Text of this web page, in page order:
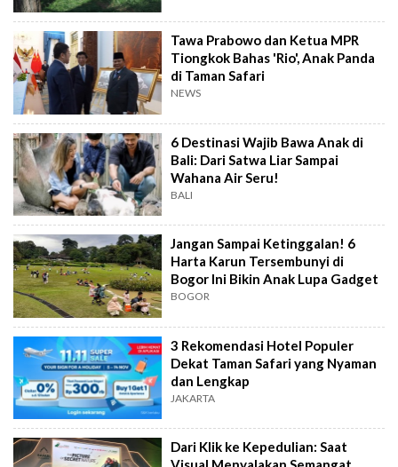
Tawa Prabowo dan Ketua MPR
Tiongkok Bahas 'Rio', Anak Panda
di Taman Safari
NEWS
6 Destinasi Wajib Bawa Anak di
Bali: Dari Satwa Liar Sampai
Wahana Air Seru!
BALI
Jangan Sampai Ketinggalan! 6
Harta Karun Tersembunyi di
Bogor Ini Bikin Anak Lupa Gadget
BOGOR
3 Rekomendasi Hotel Populer
Dekat Taman Safari yang Nyaman
dan Lengkap
JAKARTA
Dari Klik ke Kepedulian: Saat